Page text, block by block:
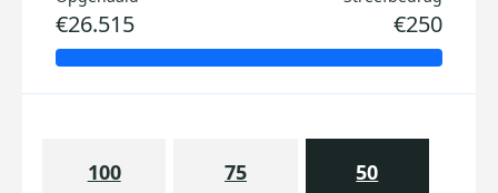
€26.515 €250
100 75 50